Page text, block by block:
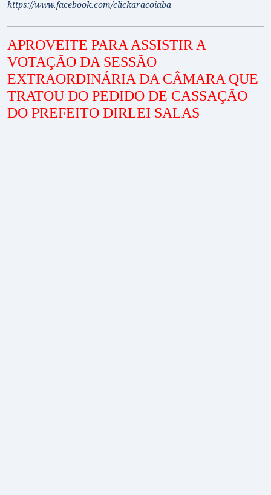
https://www.facebook.com/clickaracoiaba
APROVEITE PARA ASSISTIR A
VOTAÇÃO DA SESSÃO
EXTRAORDINÁRIA DA CÂMARA QUE
TRATOU DO PEDIDO DE CASSAÇÃO
DO PREFEITO DIRLEI SALAS